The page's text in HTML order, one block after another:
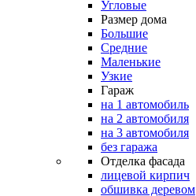
Угловые
Размер дома
Большие
Средние
Маленькие
Узкие
Гараж
на 1 автомобиль
на 2 автомобиля
на 3 автомобиля
без гаража
Отделка фасада
лицевой кирпич
обшивка деревом